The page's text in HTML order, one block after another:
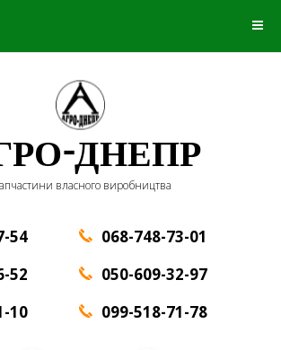
ДНЕПР
власного виробництва
54
52
10
068-748-73-01
050-609-32-97
099-518-71-78